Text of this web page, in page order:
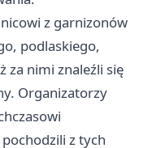
z garnizonów
podlaskiego,
za nimi znaleźli się
Organizatorzy
z tych